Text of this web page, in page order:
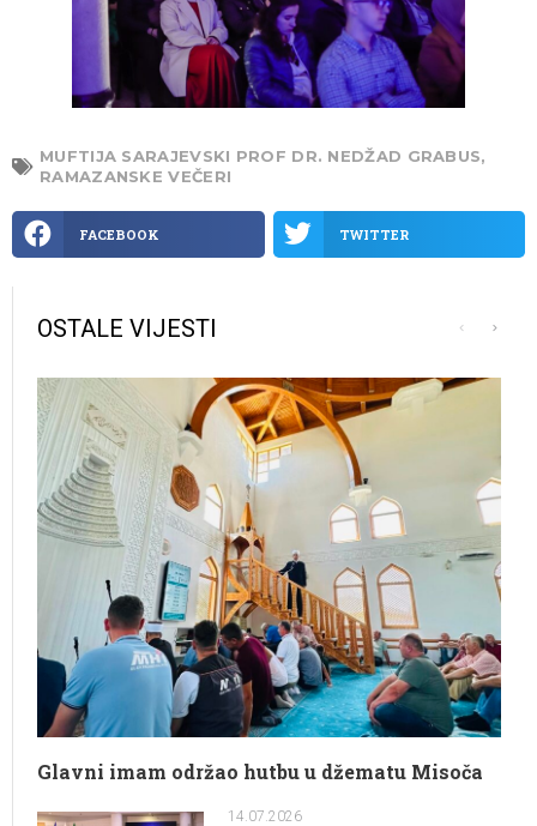
MUFTIJA SARAJEVSKI PROF DR. NEDŽAD GRABUS,
RAMAZANSKE VEČERI
FACEBOOK TWITTER
OSTALE VIJESTI
Glavni imam održao hutbu u džematu Misoča
14.07.2026